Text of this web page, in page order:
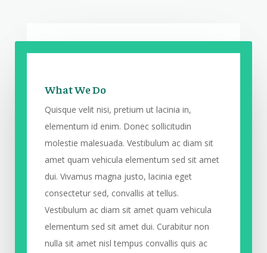
What We Do
Quisque velit nisi, pretium ut lacinia in,
elementum id enim. Donec sollicitudin
molestie malesuada. Vestibulum ac diam sit
amet quam vehicula elementum sed sit amet
dui. Vivamus magna justo, lacinia eget
consectetur sed, convallis at tellus.
Vestibulum ac diam sit amet quam vehicula
elementum sed sit amet dui. Curabitur non
nulla sit amet nisl tempus convallis quis ac